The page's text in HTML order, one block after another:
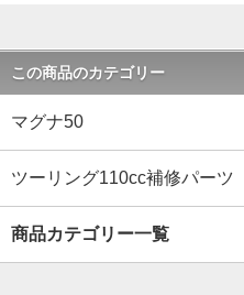
この商品のカテゴリー
マグナ50
ツーリング110cc補修パーツ
商品カテゴリー一覧